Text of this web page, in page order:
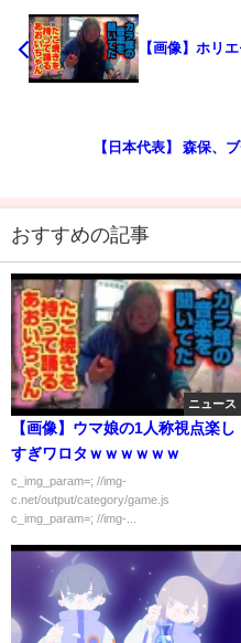
【画像】ホリ
【日本代表】 森保、
おすすめの記事
ニュース
【画像】ウマ娘の1人称視点楽し
すぎワロタｗｗｗｗｗｗ
c_img_param=; //img-
c.net/output/category/game.js
c_img_param=; //img-...